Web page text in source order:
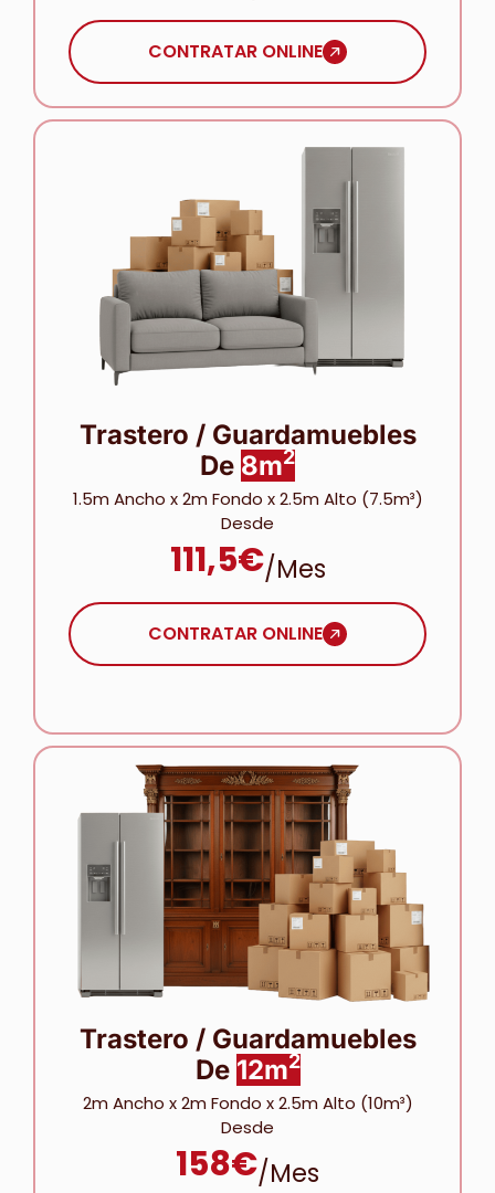
CONTRATAR ONLINE
Trastero / Guardamuebles
De 8m2
1.5m Ancho x 2m Fondo x 2.5m Alto (7.5m³)
Desde
111,5€/mes
CONTRATAR ONLINE
Trastero / Guardamuebles
De 12m2
2m Ancho x 2m Fondo x 2.5m Alto (10m³)
Desde
158€/mes